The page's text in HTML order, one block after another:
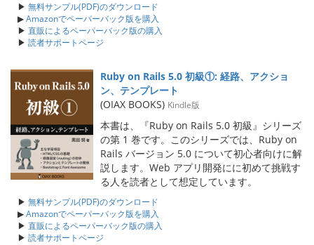
▶ 無料サンプル(PDF)のダウンロード
▶Amazonでペーパーバック版を購入
▶ 直販によるペーパーバック版の購入
▶ 読者サポートページ
Ruby on Rails 5.0 初級①: 経路、アクショ
ン、テンプレート
(OIAX BOOKS) Kindle版
本書は、『Ruby on Rails 5.0 初級』シリーズ
の第 1 巻です。このシリーズでは、Ruby on
Rails バージョン 5.0 について初心者向けに解
説します。Web アプリ開発にに初めて挑戦す
る人を読者として想定しています。
▶ 無料サンプル(PDF)のダウンロード
▶Amazonでペーパーバック版を購入
▶ 直販によるペーパーバック版の購入
▶ 読者サポートページ